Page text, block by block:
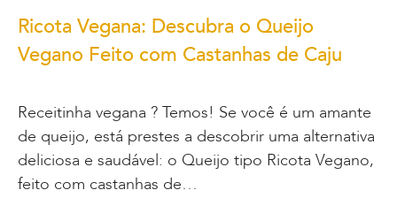
Ricota Vegana: Descubra o Queijo
Vegano Feito com Castanhas de Caju
Receitinha vegana ? Temos! Se você é um amante
de queijo, está prestes a descobrir uma alternativa
deliciosa e saudável: o Queijo tipo Ricota Vegano,
feito com castanhas de…